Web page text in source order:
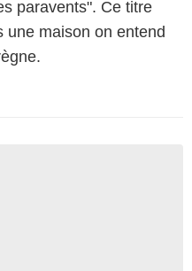
paravents". Ce titre
une maison on entend